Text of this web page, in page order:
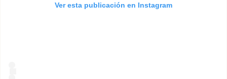
Ver esta publicación en Instagram